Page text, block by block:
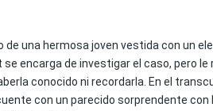
de una hermosa joven vestida con un
encarga de investigar el caso, pero
conocido ni recordarla. En el
con un parecido sorprendente